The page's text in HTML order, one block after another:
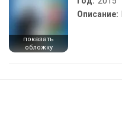
показать
обложку
Описание: